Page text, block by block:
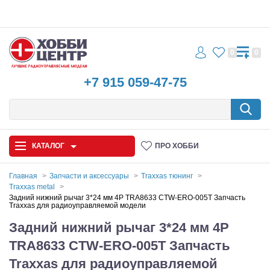
+7 915 059-47-75
0 0
КАТАЛОГ ПРО ХОББИ
Автомодели
Запчасти и аксессуары
Игрушки
Главная Запчасти и аксессуары
Traxxas тюнинг
Traxxas metal
Задний нижний рычаг 3*24 мм 4P TRA8633 CTW-ERO-005T Запчасть
Traxxas для радиоуправляемой модели
Задний нижний рычаг 3*24 мм 4P
TRA8633 CTW-ERO-005T Запчасть
Traxxas для радиоуправляемой